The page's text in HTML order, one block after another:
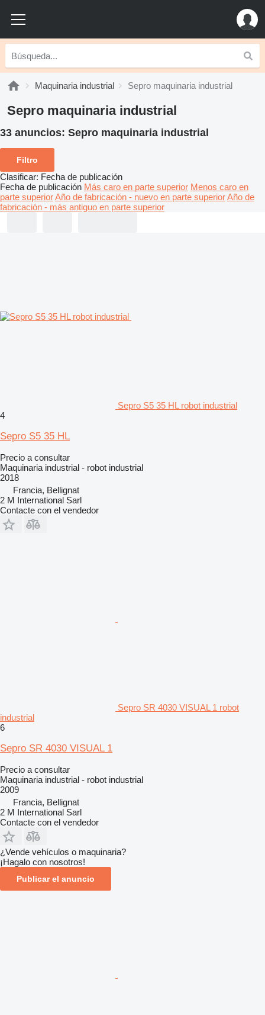
Maquinaria industrial Sepro maquinaria industrial
Sepro maquinaria industrial
33 anuncios: Sepro maquinaria industrial
Filtro
Clasificar: Fecha de publicación
Fecha de publicación Más caro en parte superior Menos caro en
parte superiorAño de fabricación - nuevo en parte superiorAño de
fabricación - más antiguo en parte superior
Sepro S5 35 HL robot industrial
4
Sepro S5 35 HL
Precio a consultar
Maquinaria industrial - robot industrial
2018
Francia, Bellignat
2 M International Sarl
Contacte con el vendedor
Sepro SR 4030 VISUAL 1 robot
industrial
6
Sepro SR 4030 VISUAL 1
Precio a consultar
Maquinaria industrial - robot industrial
2009
Francia, Bellignat
2 M International Sarl
Contacte con el vendedor
¿Vende vehículos o maquinaria?
¡Hagalo con nosotros!
Publicar el anuncio